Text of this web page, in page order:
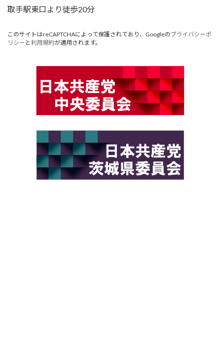
取手駅東口より徒歩20分
このサイトはreCAPTCHAによって保護されており、Googleのプライバシーポ
リシー と利用規約が適用されます。